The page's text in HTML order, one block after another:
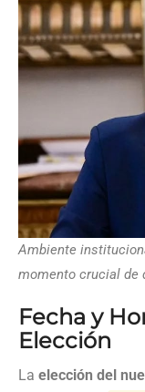
Ambiente
momento crucial de
Fecha y
Elección
La elección del